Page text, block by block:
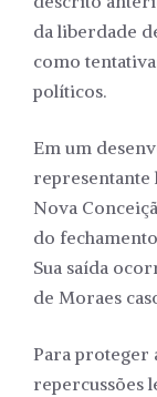
da liberdade
como
políticos.
Em um
representante
Nova
do
Sua saída
de Moraes
Para proteger
repercussões